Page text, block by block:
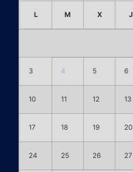
L M X J
3 4 5 6
10 11 12 13
17 18 19 20
24 25 26 27